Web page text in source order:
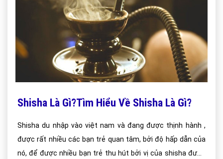
Shisha Là Gì?Tìm Hiểu Về Shisha Là Gì?
Shisha du nhập vào việt nam và đang được thịnh hành ,
được rất nhiều các bạn trẻ quan tâm, bởi độ hấp dẫn của
nó, để được nhiều bạn trẻ thu hút bởi vị của shisha được